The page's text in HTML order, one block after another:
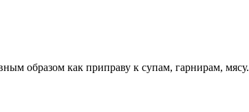
образом как приправу к супам, гарнирам, мясу.